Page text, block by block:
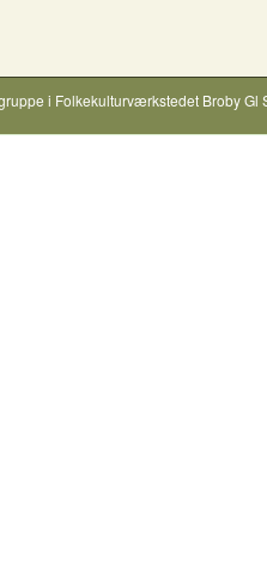
i Folkekulturværkstedet Broby Gl